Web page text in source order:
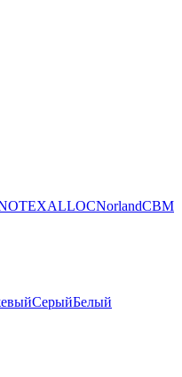
ALLOCNorlandCBM
СерыйБелый